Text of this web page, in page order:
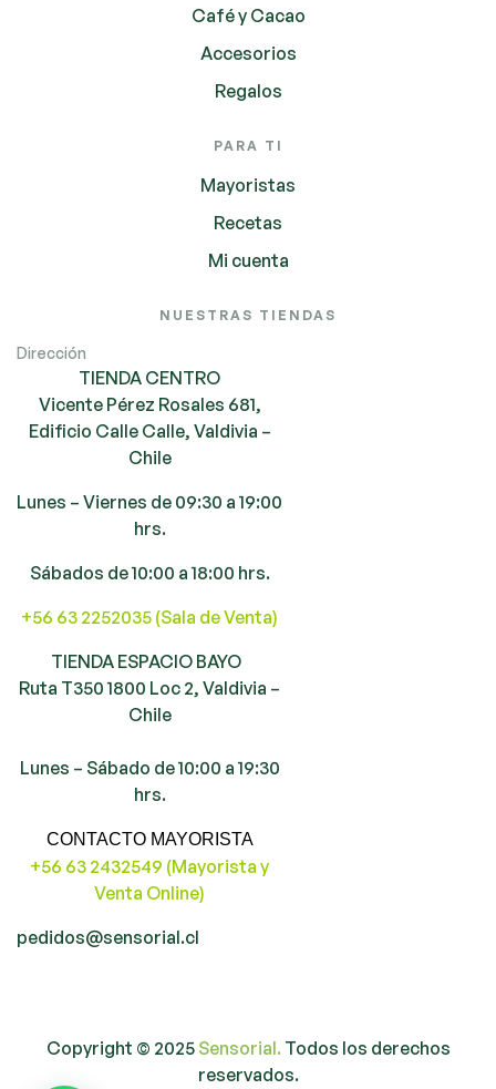
Café y Cacao
Accesorios
Regalos
PARA TI
Mayoristas
Recetas
Mi cuenta
NUESTRAS TIENDAS
Dirección
TIENDA CENTRO
Vicente Pérez Rosales 681,
Edificio Calle Calle, Valdivia –
Chile
Lunes – Viernes de 09:30 a 19:00
hrs.
Sábados de 10:00 a 18:00 hrs.
+56 63 2252035 (Sala de Venta)
TIENDA ESPACIO BAYO
Ruta T350 1800 Loc 2, Valdivia –
Chile
Lunes – Sábado de 10:00 a 19:30
hrs.
CONTACTO MAYORISTA
+56 63 2432549 (Mayorista y
Venta Online)
pedidos@sensorial.cl
Copyright © 2025 Sensorial. Todos los derechos
reservados.